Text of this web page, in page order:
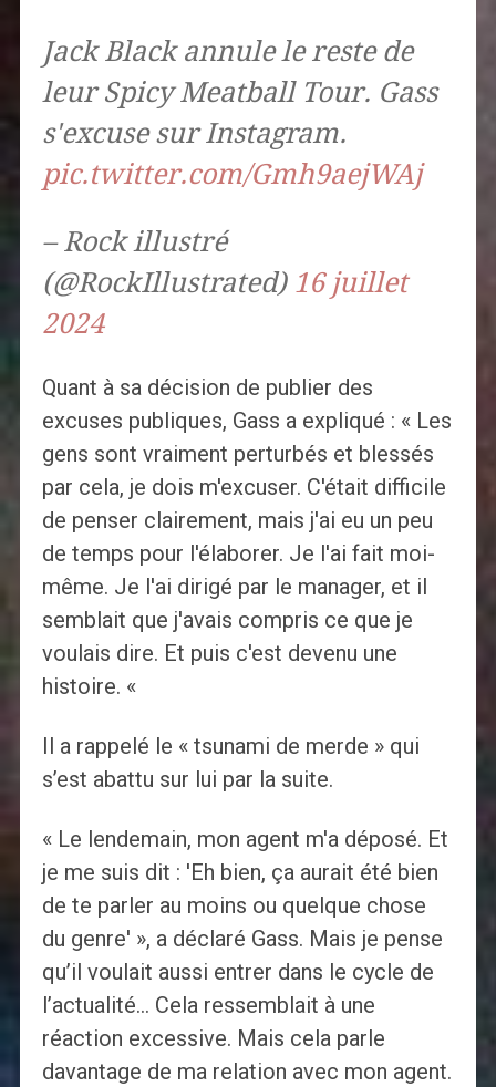
Jack Black annule le reste de
leur Spicy Meatball Tour. Gass
s'excuse sur Instagram.
pic.twitter.com/Gmh9aejWAj
– Rock illustré
(@RockIllustrated) 16 juillet
2024
Quant à sa décision de publier des
excuses publiques, Gass a expliqué : « Les
gens sont vraiment perturbés et blessés
par cela, je dois m'excuser. C'était difficile
de penser clairement, mais j'ai eu un peu
de temps pour l'élaborer. Je l'ai fait moi-
même. Je l'ai dirigé par le manager, et il
semblait que j'avais compris ce que je
voulais dire. Et puis c'est devenu une
histoire. «
Il a rappelé le « tsunami de merde » qui
s’est abattu sur lui par la suite.
« Le lendemain, mon agent m'a déposé. Et
je me suis dit : 'Eh bien, ça aurait été bien
de te parler au moins ou quelque chose
du genre' », a déclaré Gass. Mais je pense
qu’il voulait aussi entrer dans le cycle de
l’actualité… Cela ressemblait à une
réaction excessive. Mais cela parle
davantage de ma relation avec mon agent.